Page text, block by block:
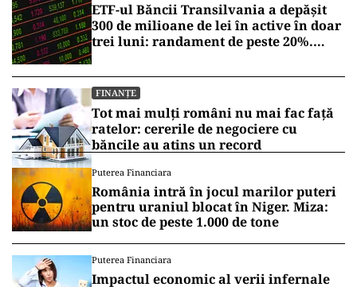
ETF-ul Băncii Transilvania a depășit
300 de milioane de lei în active în doar
trei luni: randament de peste 20%.
corecții
FINANȚE
Tot mai mulți români nu mai fac față
ratelor: cererile de negociere cu
băncile au atins un record
Puterea Financiara
România intră în jocul marilor puteri
pentru uraniul blocat în Niger. Miza:
un stoc de peste 1.000 de tone
Puterea Financiara
Impactul economic al verii infernale